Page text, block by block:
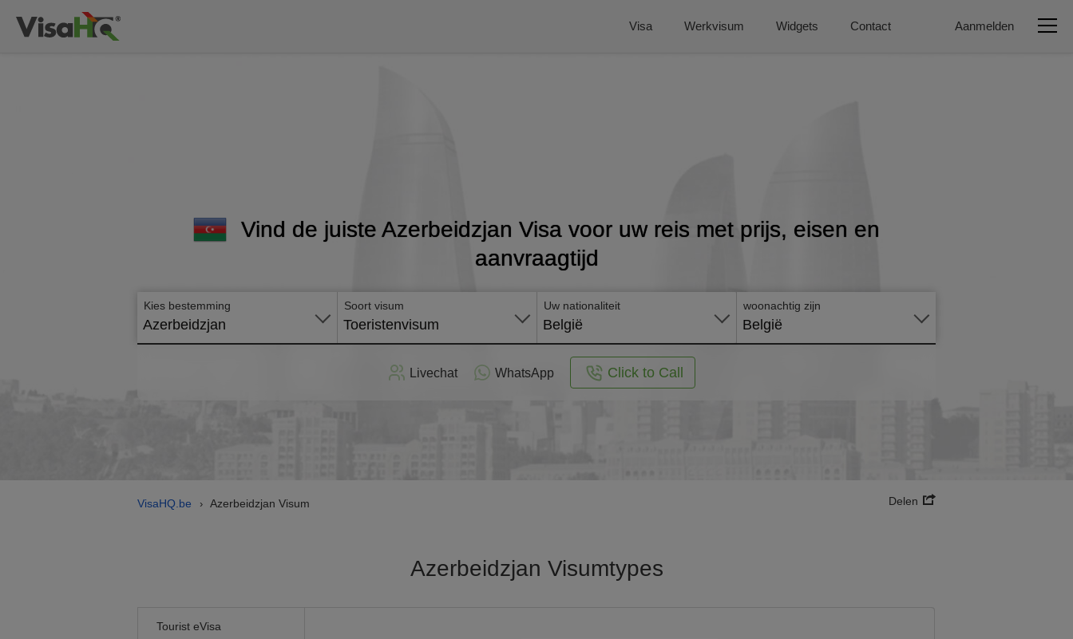
Visa Werkvisum Widgets Contact Aanmelden
Vind de juiste Azerbeidzjan Visa voor uw reis met prijs, eisen en
aanvraagtijd
Kies bestemming
Azerbeidzjan
Soort visum
Toeristenvisum
Uw nationaliteit
België
woonachtig zijn
België
Livechat WhatsApp Click to Call
VisaHQ.be › Azerbeidzjan Visum Delen
Azerbeidzjan Visumtypes
Tourist eVisa